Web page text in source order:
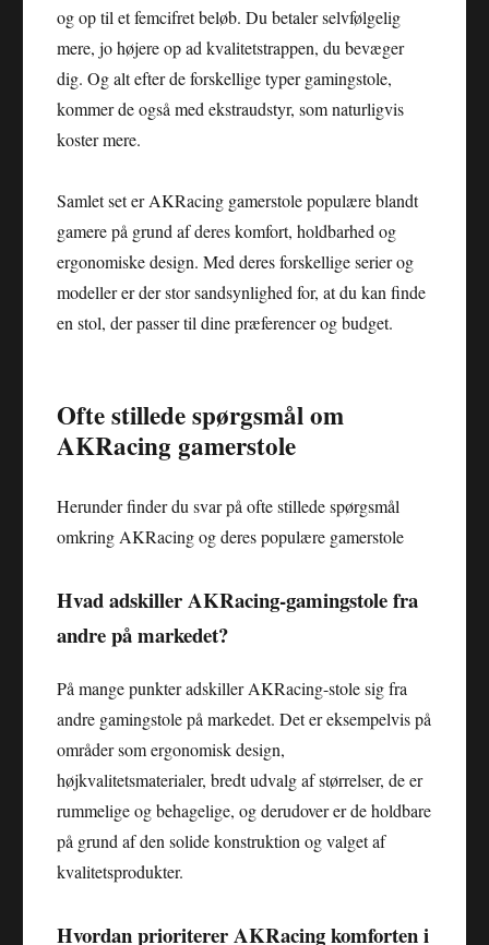
og op til et femcifret beløb. Du betaler selvfølgelig
mere, jo højere op ad kvalitetstrappen, du bevæger
dig. Og alt efter de forskellige typer gamingstole,
kommer de også med ekstraudstyr, som naturligvis
koster mere.
Samlet set er AKRacing gamerstole populære blandt
gamere på grund af deres komfort, holdbarhed og
ergonomiske design. Med deres forskellige serier og
modeller er der stor sandsynlighed for, at du kan finde
en stol, der passer til dine præferencer og budget.
Ofte stillede spørgsmål om
AKRacing gamerstole
Herunder finder du svar på ofte stillede spørgsmål
omkring AKRacing og deres populære gamerstole
Hvad adskiller AKRacing-gamingstole fra
andre på markedet?
På mange punkter adskiller AKRacing-stole sig fra
andre gamingstole på markedet. Det er eksempelvis på
områder som ergonomisk design,
højkvalitetsmaterialer, bredt udvalg af størrelser, de er
rummelige og behagelige, og derudover er de holdbare
på grund af den solide konstruktion og valget af
kvalitetsprodukter.
Hvordan prioriterer AKRacing komforten i